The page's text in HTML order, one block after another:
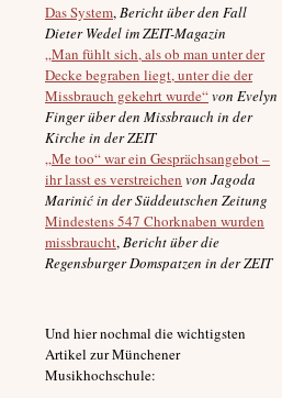
Das System, Bericht über den Fall
Dieter Wedel im ZEIT-Magazin
„Man fühlt sich, als ob man unter der
Decke begraben liegt, unter die der
Missbrauch gekehrt wurde“von Evelyn
Finger über den Missbrauch in der
Kirche in der ZEIT
„Me too“ war ein Gesprächsangebot –
ihr lasst es verstreichen von Jagoda
Marinić in der Süddeutschen Zeitung
Mindestens 547 Chorknaben wurden
missbraucht, Bericht über die
Regensburger Domspatzen in der ZEIT
Und hier nochmal die wichtigsten
Artikel zur Münchener
Musikhochschule: